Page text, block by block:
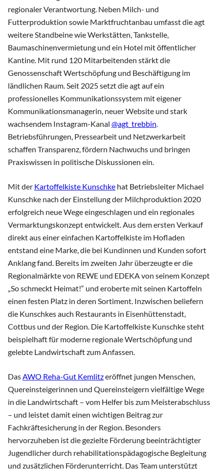
regionaler Verantwortung. Neben Milch- und
Futterproduktion sowie Marktfruchtanbau umfasst die agt
weitere Standbeine wie Werkstätten, Tankstelle,
Baumaschinenvermietung und ein Hotel mit öffentlicher
Kantine. Mit rund 120 Mitarbeitenden stärkt die
Genossenschaft Wertschöpfung und Beschäftigung im
ländlichen Raum. Seit 2025 setzt die agt auf ein
professionelles Kommunikationssystem mit eigener
Kommunikationsmanagerin, neuer Website und stark
wachsendem Instagram-Kanal @agt_trebbin.
Betriebsführungen, Pressearbeit und Netzwerkarbeit
schaffen Transparenz, fördern Nachwuchs und bringen
Praxiswissen in politische Diskussionen ein.
Mit der Kartoffelkiste Kunschke hat Betriebsleiter Michael
Kunschke nach der Einstellung der Milchproduktion 2020
erfolgreich neue Wege eingeschlagen und ein regionales
Vermarktungskonzept entwickelt. Aus dem ersten Verkauf
direkt aus einer einfachen Kartoffelkiste im Hofladen
entstand eine Marke, die bei Kundinnen und Kunden sofort
Anklang fand. Bereits im zweiten Jahr überzeugte er die
Regionalmärkte von REWE und EDEKA von seinem Konzept
„So schmeckt Heimat!“ und eroberte mit seinen Kartoffeln
einen festen Platz in deren Sortiment. Inzwischen beliefern
die Kunschkes auch Restaurants in Eisenhüttenstadt,
Cottbus und der Region. Die Kartoffelkiste Kunschke steht
beispielhaft für moderne regionale Wertschöpfung und
gelebte Landwirtschaft zum Anfassen.
DasAWO Reha-Gut Kemlitzeröffnet jungen Menschen,
Quereinsteigerinnen und Quereinsteigern vielfältige Wege
in die Landwirtschaft – vom Helfer bis zum Meisterabschluss
– und leistet damit einen wichtigen Beitrag zur
Fachkräftesicherung in der Region. Besonders
hervorzuheben ist die gezielte Förderung beeinträchtigter
Jugendlicher durch rehabilitationspädagogische Begleitung
und zusätzlichen Förderunterricht. Das Team unterstützt